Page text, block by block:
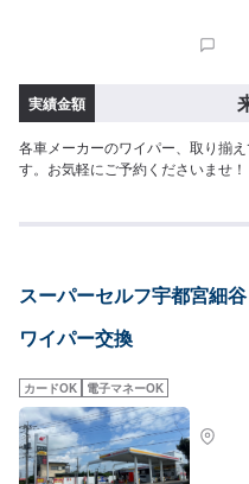
実績金額
各車メーカーのワイパー、取り揃
す。お気軽にご予約くださいませ！
スーパーセルフ宇都宮細
ワイパー交換
カードOK 電子マネーOK